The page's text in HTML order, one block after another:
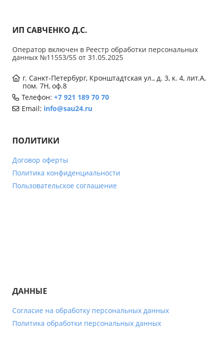
ИП САВЧЕНКО Д.С.
Оператор включен в Реестр обработки персональных
данных №11553/55 от 31.05.2025
г. Санкт-Петербург, Кронштадтская ул., д. 3, к. 4, лит.А,
пом. 7Н, оф.8
Телефон: +7 921 189 70 70
Email: info@sau24.ru
ПОЛИТИКИ
Договор оферты
Политика конфиденциальности
Пользовательское соглашение
ДАННЫЕ
Согласие на обработку персональных данных
Политика обработки персональных данных